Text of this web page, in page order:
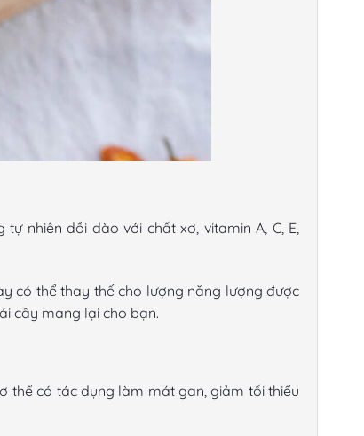
nhiên dồi dào với chất xơ, vitamin A, C, E,
có thể thay thế cho lượng năng lượng được
cây mang lại cho bạn.
thể có tác dụng làm mát gan, giảm tối thiểu